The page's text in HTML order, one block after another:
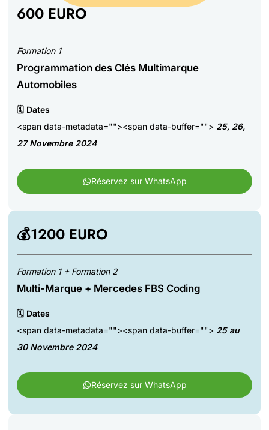
600 EURO
Formation 1
Programmation des Clés Multimarque
Automobiles
🗓️ Dates
<span data-metadata=""><span data-buffer=""> 25, 26,
27 Novembre 2024
Réservez sur WhatsApp
💰1200 EURO
Formation 1 + Formation 2
Multi-Marque + Mercedes FBS Coding
🗓️ Dates
<span data-metadata=""><span data-buffer=""> 25 au
30 Novembre 2024
Réservez sur WhatsApp